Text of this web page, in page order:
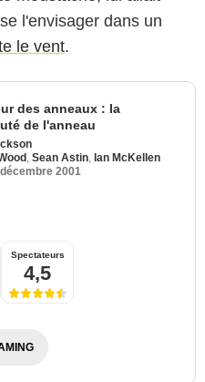
l'envisager dans un
le vent.
des anneaux : la
de l'anneau
Sean Astin Ian McKellen
2001
Spectateurs
4,5